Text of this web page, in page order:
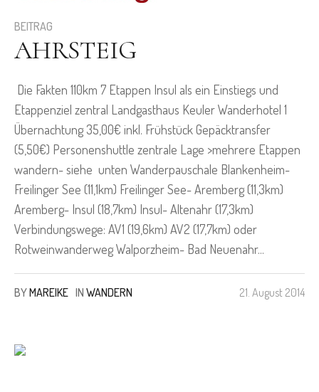
BEITRAG
AHRSTEIG
Die Fakten 110km 7 Etappen Insul als ein Einstiegs und
Etappenziel zentral Landgasthaus Keuler Wanderhotel 1
Übernachtung 35,00€ inkl. Frühstück Gepäcktransfer
(5,50€) Personenshuttle zentrale Lage >mehrere Etappen
wandern- siehe unten Wanderpauschale Blankenheim-
Freilinger See (11,1km) Freilinger See- Aremberg (11,3km)
Aremberg- Insul (18,7km) Insul- Altenahr (17,3km)
Verbindungswege: AV1 (19,6km) AV2 (17,7km) oder
Rotweinwanderweg Walporzheim- Bad Neuenahr...
21. August 2014
BYMAREIKE IN WANDERN